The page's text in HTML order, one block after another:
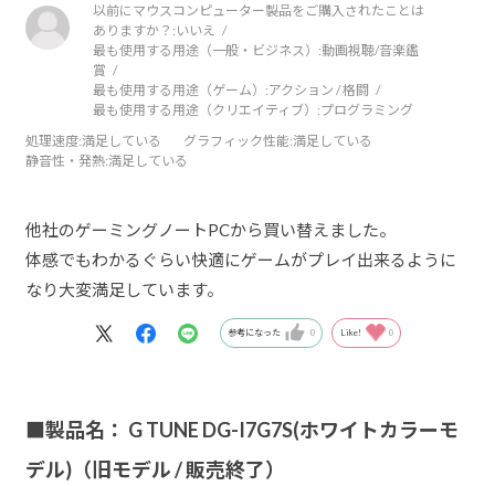
以前にマウスコンピューター製品をご購入されたことは
ありますか？: いいえ
最も使用する用途（一般・ビジネス）:動画視聴/音楽鑑
賞
最も使用する用途（ゲーム）:アクション / 格闘
最も使用する用途（クリエイティブ）:プログラミング
処理速度:満足している グラフィック性能:満足している
静音性・発熱:満足している
他社のゲーミングノートPCから買い替えました。
体感でもわかるぐらい快適にゲームがプレイ出来るように
なり大変満足しています。
参考になった 0 Like! 0
■製品名： G TUNE DG-I7G7S(ホワイトカラーモ
デル)（旧モデル / 販売終了）